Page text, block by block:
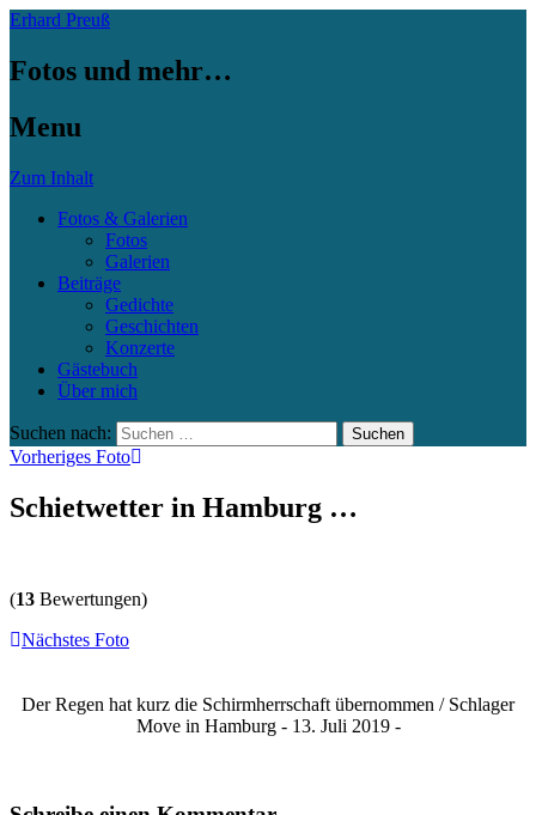
Erhard Preuß
Fotos und mehr…
Menu
Zum Inhalt
Fotos & Galerien
Fotos
Galerien
Beiträge
Gedichte
Geschichten
Konzerte
Gästebuch
Über mich
Suchen nach:
Vorheriges Foto
Schietwetter in Hamburg …
(13 Bewertungen)
Nächstes Foto
Der Regen hat kurz die Schirmherrschaft übernommen / Schlager
Move in Hamburg - 13. Juli 2019 -